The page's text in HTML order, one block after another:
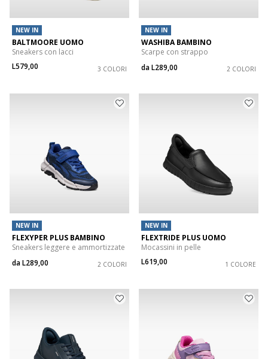
NEW IN
BALTMOORE UOMO
Sneakers con lacci
L579,00
3 COLORI
NEW IN
WASHIBA BAMBINO
Scarpe con strappo
daL289,00 2 COLORI
NEW IN
FLEXYPER PLUS BAMBINO
Sneakers leggere e ammortizzate
daL289,00 2 COLORI
NEW IN
FLEXTRIDE PLUS UOMO
Mocassini in pelle
L619,00
1 COLORE